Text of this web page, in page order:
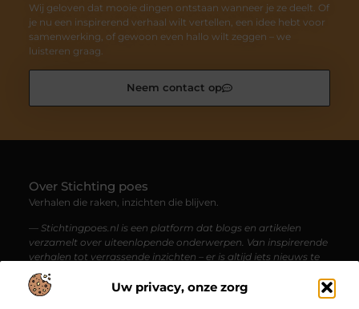
Uw privacy, onze zorg
Wij geloven dat mooie dingen ontstaan wanneer je ze deelt. Of
je nu een inspirerend verhaal wilt vertellen, een idee hebt voor
samenwerking, of gewoon even hallo wilt zeggen – we
luisteren graag.
Neem contact op
Over Stichting poes
Verhalen die raken, inzichten die blijven.
— Stichtingpoes.nl is een platform dat blogs en artikelen
verzamelt over uiteenlopende onderwerpen. Van inspirerende
verhalen tot verrassende inzichten – er is altijd iets nieuws te
ontdekken voor de nieuwsgierige lezer.